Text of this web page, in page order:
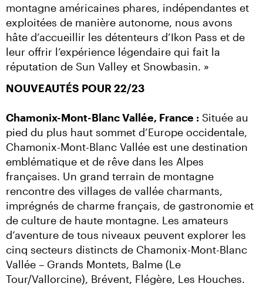
montagne américaines phares, indépendantes et
exploitées de manière autonome, nous avons
hâte d’accueillir les détenteurs d’Ikon Pass et de
leur offrir l’expérience légendaire qui fait la
réputation de Sun Valley et Snowbasin. »
NOUVEAUTÉS POUR 22/23
Chamonix-Mont-Blanc Vallée, France : Située au
pied du plus haut sommet d’Europe occidentale,
Chamonix-Mont-Blanc Vallée est une destination
emblématique et de rêve dans les Alpes
françaises. Un grand terrain de montagne
rencontre des villages de vallée charmants,
imprégnés de charme français, de gastronomie et
de culture de haute montagne. Les amateurs
d’aventure de tous niveaux peuvent explorer les
cinq secteurs distincts de Chamonix-Mont-Blanc
Vallée – Grands Montets, Balme (Le
Tour/Vallorcine), Brévent, Flégère, Les Houches.